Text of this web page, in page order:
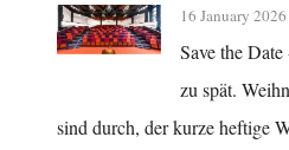
16 January 2026
Save the
zu spät.
sind durch, der kurze heftige